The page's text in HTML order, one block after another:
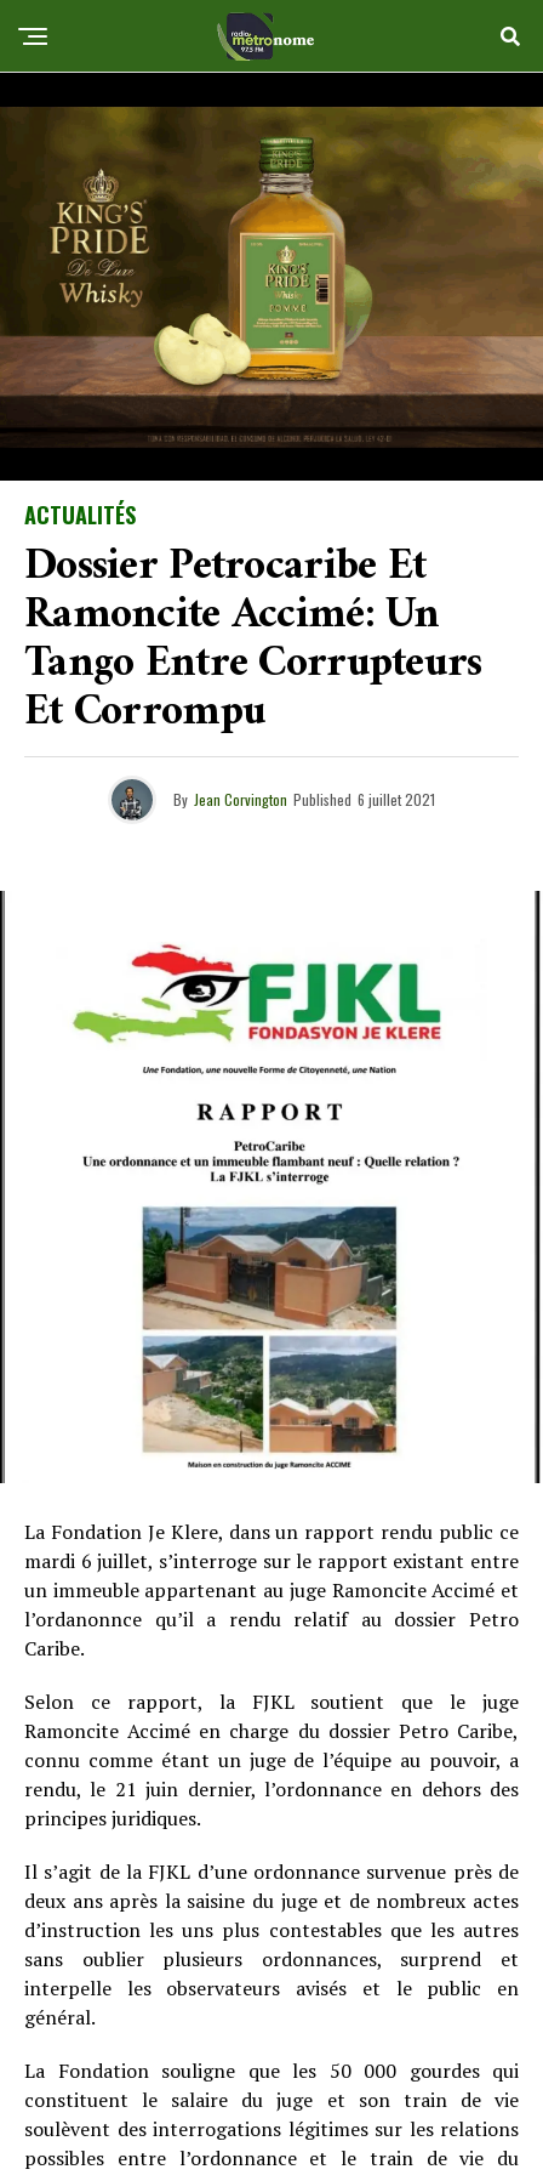
ACTUALITÉS
Dossier Petrocaribe Et
Ramoncite Accimé: Un
Tango Entre Corrupteurs
Et Corrompu
By Jean Corvington Published 6 juillet 2021
La Fondation Je Klere, dans un rapport rendu public ce
mardi 6 juillet, s’interroge sur le rapport existant entre
un immeuble appartenant au juge Ramoncite Accimé et
l’ordanonnce qu’il a rendu relatif au dossier Petro
Caribe.
Selon ce rapport, la FJKL soutient que le juge
Ramoncite Accimé en charge du dossier Petro Caribe,
connu comme étant un juge de l’équipe au pouvoir, a
rendu, le 21 juin dernier, l’ordonnance en dehors des
principes juridiques.
Il s’agit de la FJKL d’une ordonnance survenue près de
deux ans après la saisine du juge et de nombreux actes
d’instruction les uns plus contestables que les autres
sans oublier plusieurs ordonnances, surprend et
interpelle les observateurs avisés et le public en
général.
La Fondation souligne que les 50 000 gourdes qui
constituent le salaire du juge et son train de vie
soulèvent des interrogations légitimes sur les relations
possibles entre l’ordonnance et le train de vie du